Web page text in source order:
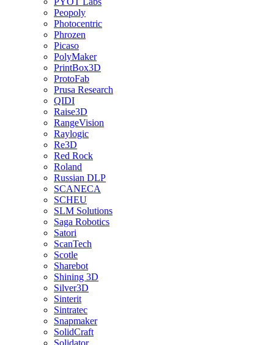
Peopoly
Photocentric
Phrozen
Picaso
PolyMaker
PrintBox3D
ProtoFab
Prusa Research
QIDI
Raise3D
RangeVision
Raylogic
Re3D
Red Rock
Roland
Russian DLP
SCANECA
SCHEU
SLM Solutions
Saga Robotics
Satori
ScanTech
Scotle
Sharebot
Shining 3D
Silver3D
Sinterit
Sintratec
Snapmaker
SolidCraft
Solidator